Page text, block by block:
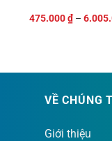
475.000₫–
VỀ CHÚNG
Giới thiệu